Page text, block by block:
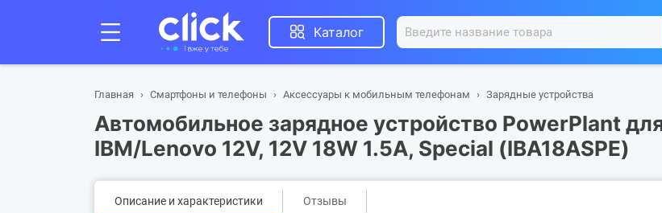
Каталог
Главная Смартфоны и телефоны Аксессуары к мобильным телефонам Зарядные устройства
Автомобильное зарядное устройство PowerPlant
IBM/Lenovo 12V, 12V 18W 1.5A, Special (IBA18ASPE)
Описание и характеристики Отзывы